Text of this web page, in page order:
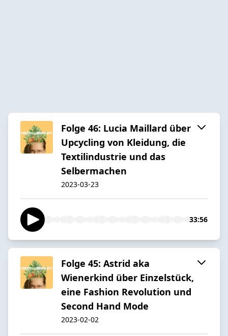
Folge 46: Lucia Maillard über
Upcycling von Kleidung, die
Textilindustrie und das
Selbermachen
2023-03-23
33:56
Folge 45: Astrid aka
Wienerkind über Einzelstück,
eine Fashion Revolution und
Second Hand Mode
2023-02-02